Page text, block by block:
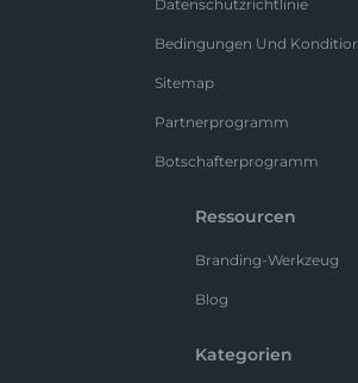
Datenschutzrichtlinie
Bedingungen Und
Sitemap
Partnerprogramm
Botschafterprogramm
Ressourcen
Branding-Werkzeug
Blog
Kategorien